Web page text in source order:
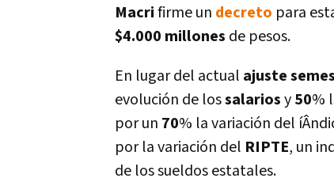
Macrifirme un decreto para
$4.000 millones de pesos.
En lugar del actual ajuste
evolución de lossalariosy50%
por un 70% la variación del
por la variación del RIPTE, un
de los sueldos estatales.